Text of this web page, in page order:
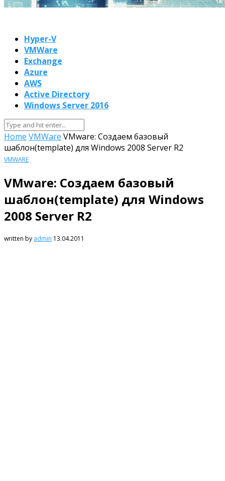
Hyper-V
VMWare
Exchange
Azure
AWS
Active Directory
Windows Server 2016
Home VMWare VMware: Создаем базовый
шаблон(template) для Windows 2008 Server R2
VMWARE
VMware: Создаем базовый
шаблон(template) для Windows
2008 Server R2
written by admin 13.04.2011